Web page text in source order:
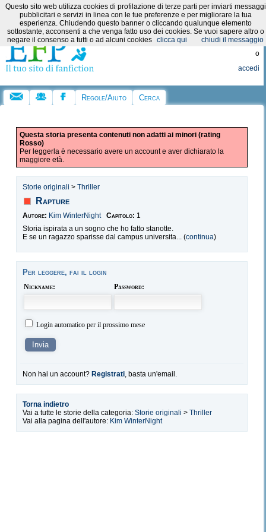
Categorie:
Registrati
o
accedi
Regole/Aiuto Cerca
Questa storia presenta contenuti non adatti ai minori (rating
Rosso)
Per leggerla è necessario avere un account e aver dichiarato la
maggiore età.
Storie originali > Thriller
Rapture
Autore: Kim WinterNight Capitolo: 1
Storia ispirata a un sogno che ho fatto stanotte.
E se un ragazzo sparisse dal campus universita... (continua)
Per leggere, fai il login
Nickname: Password:
Login automatico per il prossimo mese
Non hai un account? Registrati, basta un'email.
Torna indietro
Vai a tutte le storie della categoria: Storie originali > Thriller
Vai alla pagina dell'autore: Kim WinterNight
Questo sito web utilizza cookies di profilazione di terze parti per inviarti messaggi
pubblicitari e servizi in linea con le tue preferenze e per migliorare la tua
esperienza. Chiudendo questo banner o cliccando qualunque elemento
sottostante, acconsenti a che venga fatto uso dei cookies. Se vuoi sapere altro o
negare il consenso a tutti o ad alcuni cookies clicca qui chiudi il messaggio